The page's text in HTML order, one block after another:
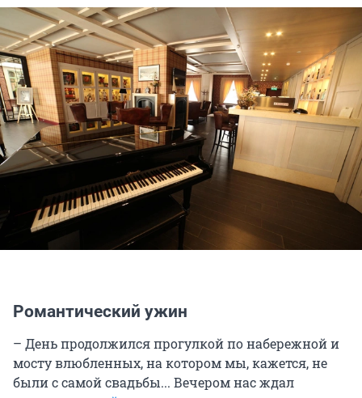
Романтический ужин
– День продолжился прогулкой по набережной и
мосту влюбленных, на котором мы, кажется, не
были с самой свадьбы... Вечером нас ждал